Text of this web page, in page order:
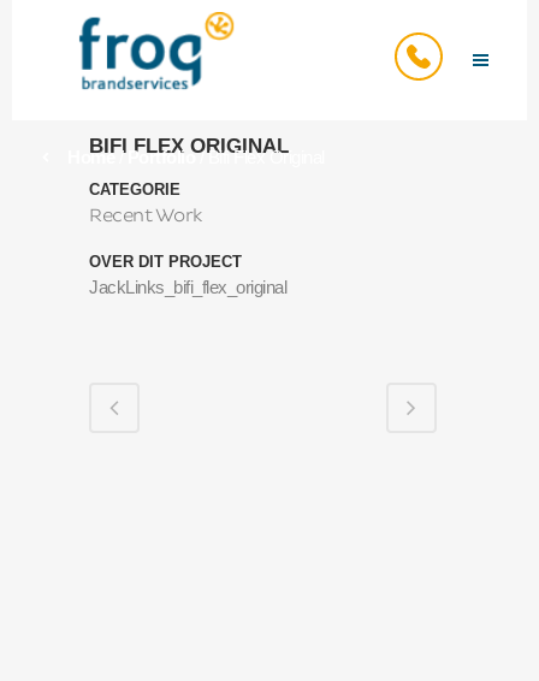
Home / Portfolio/Bifi Flex Original
BIFI FLEX ORIGINAL
CATEGORIE
Recent Work
OVER DIT PROJECT
JackLinks_bifi_flex_original